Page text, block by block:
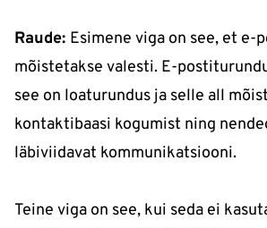
Raude: Esimene viga on see, et e-
mõistetakse valesti. E-
see on loaturundus ja selle all
kontaktibaasi kogumist ning
läbiviidavat kommunikatsiooni.
Teine viga on see, kui seda ei